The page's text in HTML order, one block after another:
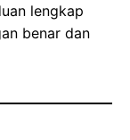
lengkap
benar dan